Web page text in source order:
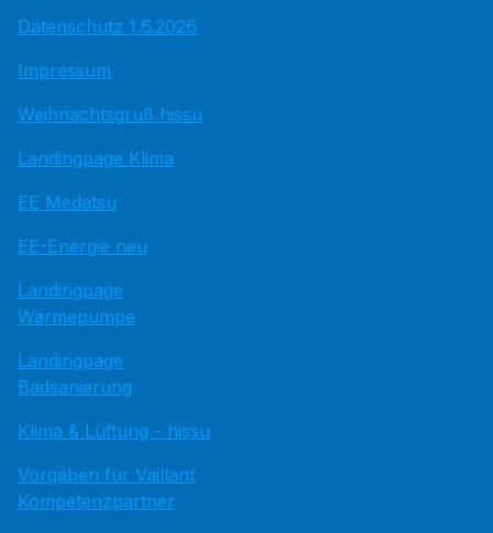
Datenschutz 1.6.2026
Impressum
Weihnachtsgruß hissu
Landingpage Klima
EE Medatsu
EE-Energie neu
Landingpage
Wärmepumpe
Landingpage
Badsanierung
Klima & Lüftung - hissu
Vorgaben für Vaillant
Kompetenzpartner